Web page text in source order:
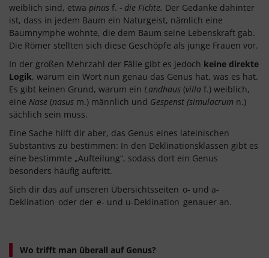
weiblich sind, etwa pinus f. - die Fichte. Der Gedanke dahinter
ist, dass in jedem Baum ein Naturgeist, nämlich eine
Baumnymphe wohnte, die dem Baum seine Lebenskraft gab.
Die Römer stellten sich diese Geschöpfe als junge Frauen vor.
In der großen Mehrzahl der Fälle gibt es jedoch keine direkte
Logik, warum ein Wort nun genau das Genus hat, was es hat.
Es gibt keinen Grund, warum ein Landhaus (villa f.) weiblich,
eine Nase (nasus m.) männlich und Gespenst (simulacrum n.)
sächlich sein muss.
Eine Sache hilft dir aber, das Genus eines lateinischen
Substantivs zu bestimmen: In den Deklinationsklassen gibt es
eine bestimmte „Aufteilung“, sodass dort ein Genus
besonders häufig auftritt.
Sieh dir das auf unseren Übersichtsseiten o- und a-
Deklination oder der e- und u-Deklination genauer an.
Wo trifft man überall auf Genus?